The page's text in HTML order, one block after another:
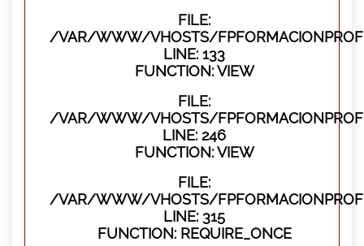
FILE:
/VAR/WWW/VHOSTS/
LINE: 133
FUNCTION: VIEW
FILE:
/VAR/WWW/VHOSTS/
LINE: 246
FUNCTION: VIEW
FILE:
/VAR/WWW/VHOSTS/
LINE: 315
FUNCTION: REQUIRE_ONCE